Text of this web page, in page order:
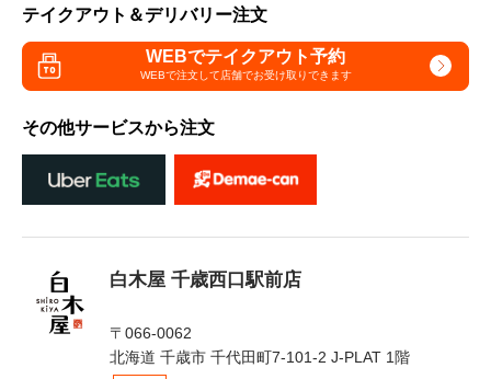
テイクアウト＆デリバリー注文
WEBでテイクアウト予約
WEBで注文して店舗でお受け取りできます
その他サービスから注文
白木屋 千歳西口駅前店
〒066-0062
北海道 千歳市 千代田町7-101-2 J-PLAT 1階